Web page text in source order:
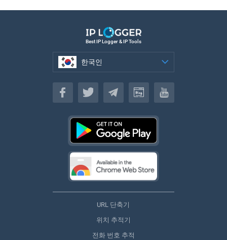
Best IP Logger & IP Tools
한국인
한국인
URL 단축기
위치 추적기
전화 번호 추적